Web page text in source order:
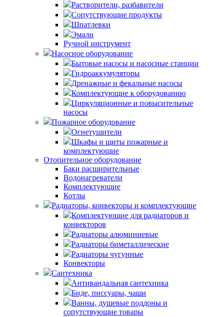
Растворители, разбавители
Сопутствующие продукты
Шпатлевки
Эмали
Ручной инструмент
Насосное оборудование
Бытовые насосы и насосные станции
Гидроаккумуляторы
Дренажные и фекальные насосы
Комплектующие к оборудованию
Циркуляционные и повысительные
насосы
Пожарное оборудование
Огнетушители
Шкафы и щиты пожарные и
комплектующие
Отопительное оборудование
Баки расширительные
Водонагреватели
Комплектующие
Котлы
Радиаторы, конвекторы и комплектующие
Комплектующие для радиаторов и
конвекторов
Радиаторы алюминиевые
Радиаторы биметаллические
Радиаторы чугунные
Конвекторы
Сантехника
Антивандальная сантехника
Биде, писсуары, чаши
Ванны, душевые поддоны и
сопутствующие товары